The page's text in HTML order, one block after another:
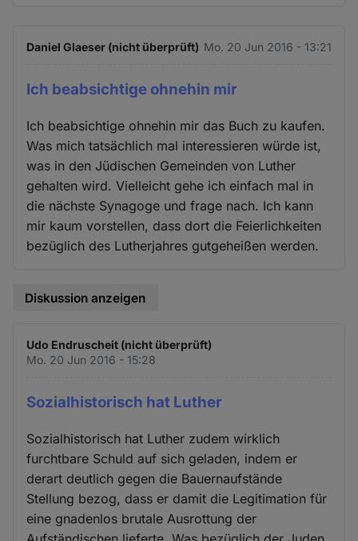
Daniel Glaeser (nicht überprüft) Mo. 20 Jun 2016 - 13:21
Ich beabsichtige ohnehin mir
Ich beabsichtige ohnehin mir das Buch zu kaufen.
Was mich tatsächlich mal interessieren würde ist,
was in den Jüdischen Gemeinden von Luther
gehalten wird. Vielleicht gehe ich einfach mal in
die nächste Synagoge und frage nach. Ich kann
mir kaum vorstellen, dass dort die Feierlichkeiten
bezüglich des Lutherjahres gutgeheißen werden.
Diskussion anzeigen
Udo Endruscheit (nicht überprüft)
Mo. 20 Jun 2016 - 15:28
Sozialhistorisch hat Luther
Sozialhistorisch hat Luther zudem wirklich
furchtbare Schuld auf sich geladen, indem er
derart deutlich gegen die Bauernaufstände
Stellung bezog, dass er damit die Legitimation für
eine gnadenlos brutale Ausrottung der